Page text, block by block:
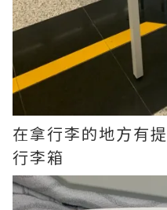
在拿行李的地方有
行李箱